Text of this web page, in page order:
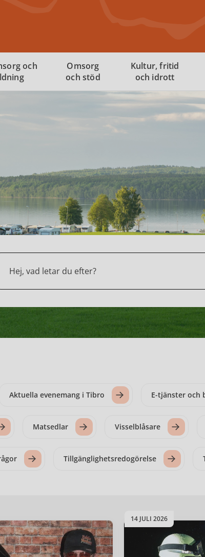
och
Omsorg
och stöd
Kultur, fritid
och idrott
Aktuella evenemang i Tibro E-tjänster och
Matsedlar Visselblåsare
Tillgänglighetsredogörelse
14 JULI 2026